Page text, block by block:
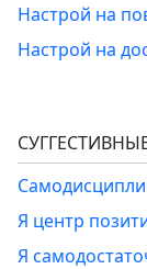
Настрой на
Настрой на
Я центр
Я